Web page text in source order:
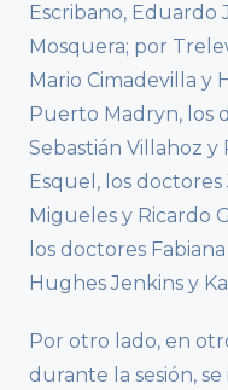
Escribano, Eduardo
Mosquera; por
Mario Cimadevilla y
Puerto Madryn, los
Sebastián Villahoz y
Esquel, los doctores
Migueles y Ricardo
los doctores
Hughes Jenkins y
Por otro lado, en
durante la sesión,